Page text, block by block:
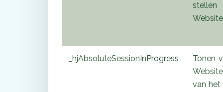
stellen
_hjAbsoluteSessionInProgress
Tonen
van het